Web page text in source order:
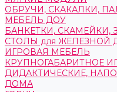
ОБРУЧИ, СКАКАЛКИ,
МЕБЕЛЬ ДОУ
БАНКЕТКИ, СКАМЕЙКИ,
СТОЛЫ для ЖЕЛЕЗНОЙ
ИГРОВАЯ МЕБЕЛЬ
КРУПНОГАБАРИТНОЕ
ДИДАКТИЧЕСКИЕ,
ДОМА